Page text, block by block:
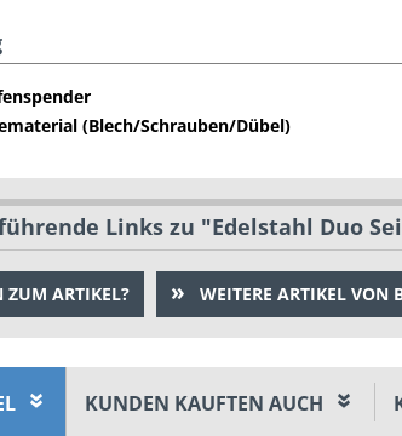
(Blech/Schrauben/Dübel)
Links zu "Edelstahl Duo
ZUM ARTIKEL? WEITERE ARTIKEL VON
KUNDEN KAUFTEN AUCH